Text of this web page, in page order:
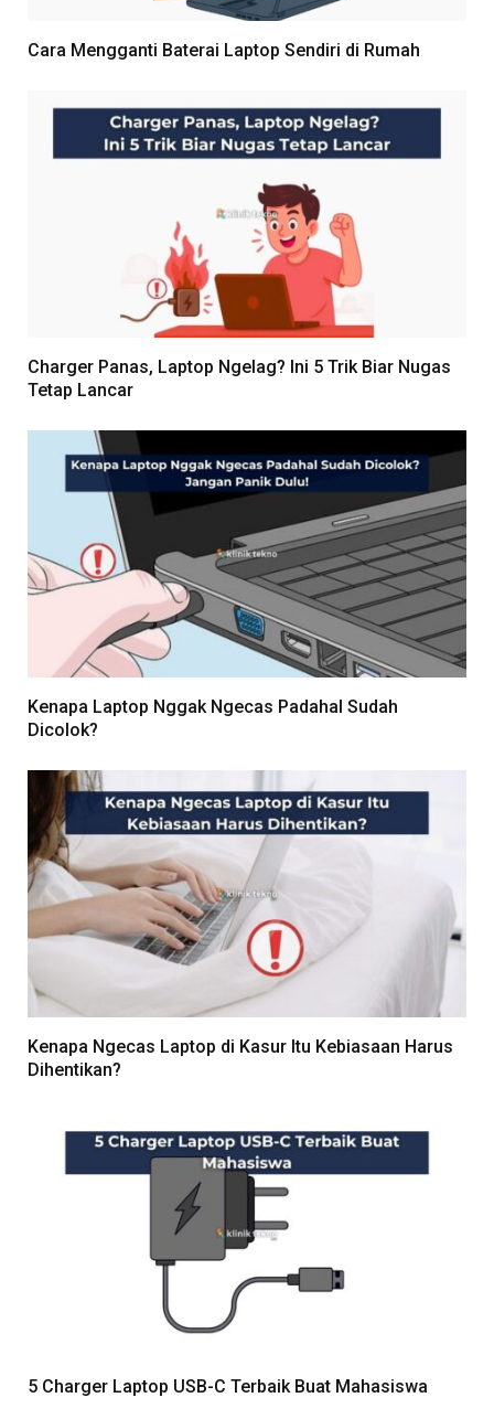
Cara Mengganti Baterai Laptop Sendiri di Rumah
Charger Panas, Laptop Ngelag? Ini 5 Trik Biar Nugas
Tetap Lancar
Kenapa Laptop Nggak Ngecas Padahal Sudah
Dicolok?
Kenapa Ngecas Laptop di Kasur Itu Kebiasaan Harus
Dihentikan?
5 Charger Laptop USB-C Terbaik Buat Mahasiswa